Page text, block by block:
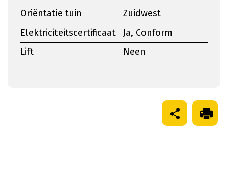
Oriëntatie tuin
Zuidwest
Elektriciteitscertificaat
Ja, Conform
Lift
Neen